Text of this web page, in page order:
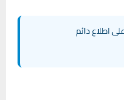
اطلاع دائم